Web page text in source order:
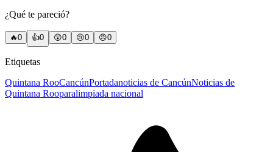
¿Qué te pareció?
🔥0 👍0 😲0 😢0 😠0
Etiquetas
Quintana RooCancúnPortadanoticias de CancúnNoticias de
Quintana Rooparalimpiada nacional